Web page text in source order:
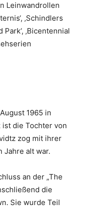
Leinwandrollen
‚Schindlers
Park‘, ‚Bicentennial
1965 in
ist die Tochter von
zog mit ihrer
Jahre alt war.
an der „The
die
Sie wurde Teil